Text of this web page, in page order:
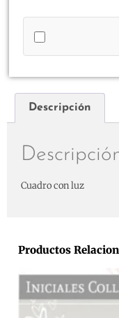
Descripción
Cuadro con luz
Productos